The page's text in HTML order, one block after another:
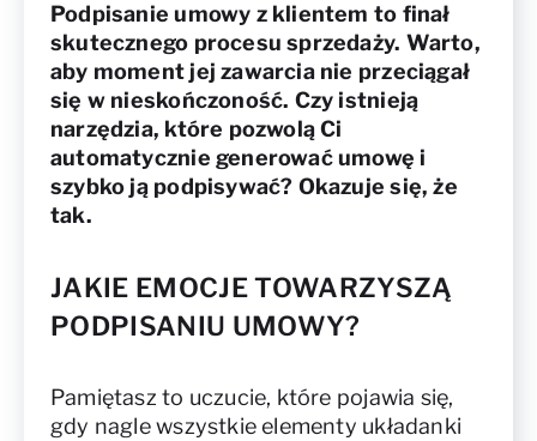
Podpisanie umowy z klientem to finał
skutecznego procesu sprzedaży. Warto,
aby moment jej zawarcia nie przeciągał
się w nieskończoność. Czy istnieją
narzędzia, które pozwolą Ci
automatycznie generować umowę i
szybko ją podpisywać? Okazuje się, że
tak.
JAKIE EMOCJE TOWARZYSZĄ
PODPISANIU UMOWY?
Pamiętasz to uczucie, które pojawia się,
gdy nagle wszystkie elementy układanki